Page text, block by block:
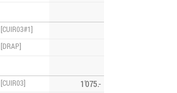
[CUIR03#1]
[DRAP]
[CUIR03] 1'075.-